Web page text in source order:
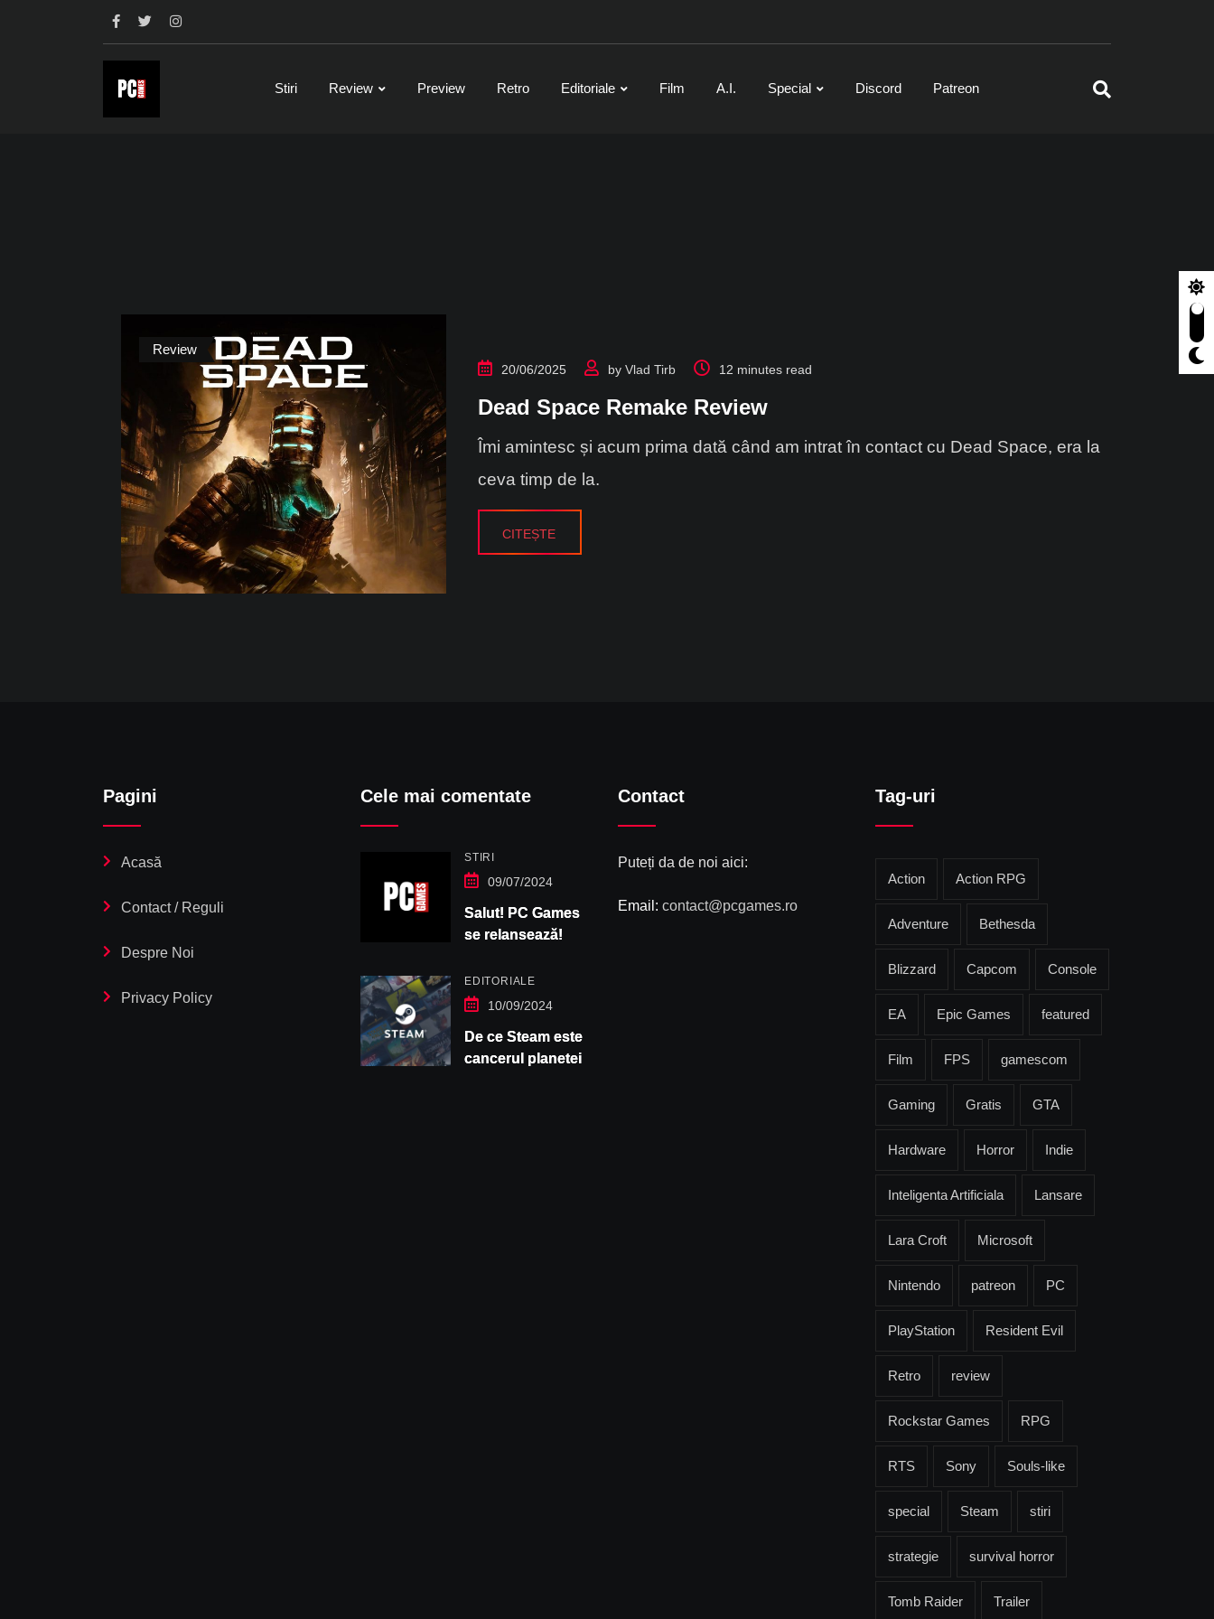
Stiri Review Preview Retro Editoriale Film A.I. Special Discord Patreon
Review
20/06/2025 by Vlad Tirb 12 minutes read
Dead Space Remake Review
Îmi amintesc și acum prima dată când am intrat în contact cu Dead Space, era la
ceva timp de la.
CITEȘTE
Pagini
Acasă
Contact / Reguli
Despre Noi
Privacy Policy
Cele mai comentate
STIRI
09/07/2024
Salut! PC Games
se relansează!
EDITORIALE
10/09/2024
De ce Steam este
cancerul planetei
Contact
Puteți da de noi aici:
Email: contact@pcgames.ro
Tag-uri
Action Action RPG
Adventure Bethesda
Blizzard Capcom Console
EA Epic Games featured
Film FPS gamescom
Gaming Gratis GTA
Hardware Horror Indie
Inteligenta Artificiala Lansare
Lara Croft Microsoft
Nintendo patreon PC
PlayStation Resident Evil
Retro review
Rockstar Games RPG
RTS Sony Souls-like
special Steam stiri
strategie survival horror
Tomb Raider Trailer